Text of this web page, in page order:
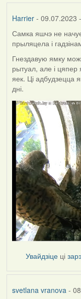
Harrier- 09.07.2023
Самка яшчэ не
прыляцела і
Гнездавую ямку
рытуал, але і цяпер
яек. Ці адбудзецца
дні.
Увайдзіце ці
svetlana vranova -